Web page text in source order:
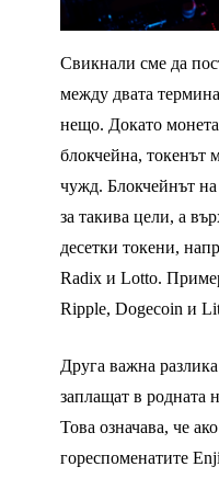
Свикнали сме да
между двата
нещо. Докато
блокчейна, токенът
чужд. Блокчейнът на
за такива цели, а
десетки токени,
Radix и Lotto.
Ripple, Dogecoin и
Друга важна
заплащат в родната
Това означава, че
гореспоменатите